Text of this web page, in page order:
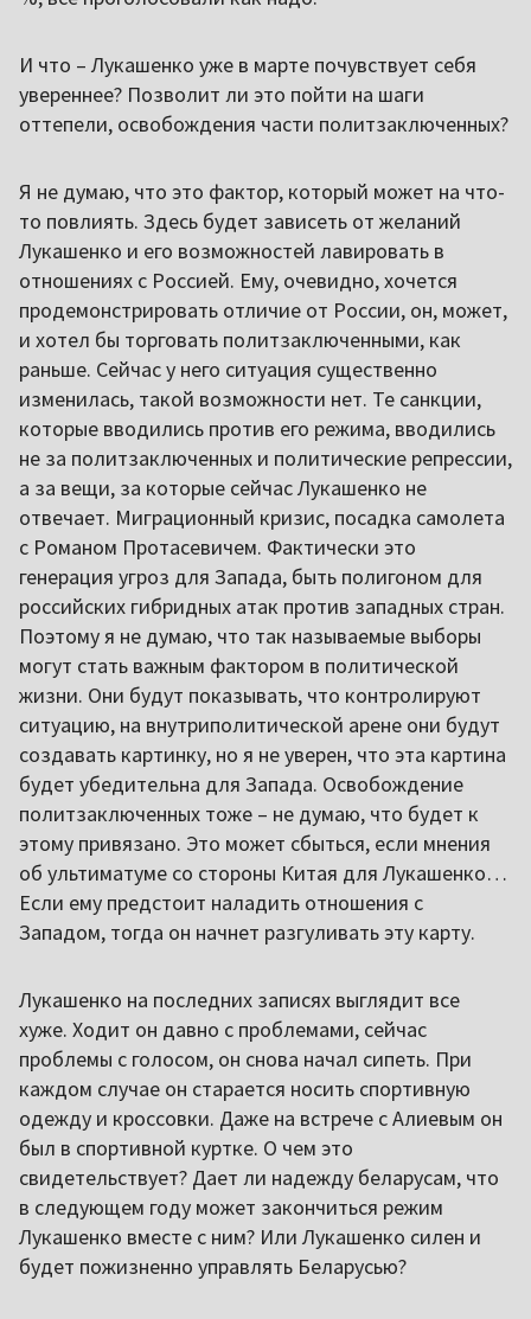
И что – Лукашенко уже в марте почувствует себя
увереннее? Позволит ли это пойти на шаги
оттепели, освобождения части политзаключенных?
Я не думаю, что это фактор, который может на что-
то повлиять. Здесь будет зависеть от желаний
Лукашенко и его возможностей лавировать в
отношениях с Россией. Ему, очевидно, хочется
продемонстрировать отличие от России, он, может,
и хотел бы торговать политзаключенными, как
раньше. Сейчас у него ситуация существенно
изменилась, такой возможности нет. Те санкции,
которые вводились против его режима, вводились
не за политзаключенных и политические репрессии,
а за вещи, за которые сейчас Лукашенко не
отвечает. Миграционный кризис, посадка самолета
с Романом Протасевичем. Фактически это
генерация угроз для Запада, быть полигоном для
российских гибридных атак против западных стран.
Поэтому я не думаю, что так называемые выборы
могут стать важным фактором в политической
жизни. Они будут показывать, что контролируют
ситуацию, на внутриполитической арене они будут
создавать картинку, но я не уверен, что эта картина
будет убедительна для Запада. Освобождение
политзаключенных тоже – не думаю, что будет к
этому привязано. Это может сбыться, если мнения
об ультиматуме со стороны Китая для Лукашенко…
Если ему предстоит наладить отношения с
Западом, тогда он начнет разгуливать эту карту.
Лукашенко на последних записях выглядит все
хуже. Ходит он давно с проблемами, сейчас
проблемы с голосом, он снова начал сипеть. При
каждом случае он старается носить спортивную
одежду и кроссовки. Даже на встрече с Алиевым он
был в спортивной куртке. О чем это
свидетельствует? Дает ли надежду беларусам, что
в следующем году может закончиться режим
Лукашенко вместе с ним? Или Лукашенко силен и
будет пожизненно управлять Беларусью?